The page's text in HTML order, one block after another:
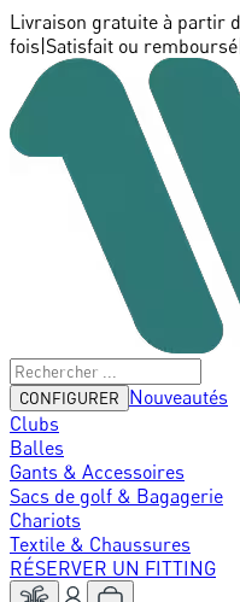
Livraison gratuite à partir
fois Satisfait ou remboursé
CONFIGURER
Nouveautés
Clubs
Balles
Gants & Accessoires
Sacs de golf & Bagagerie
Chariots
Textile & Chaussures
RÉSERVER UN FITTING